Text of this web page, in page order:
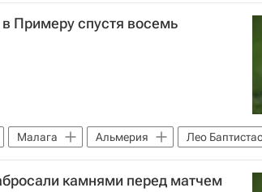
Примеру спустя восемь
Малага Альмерия Лео
(Ла-Корунья)
Чемпионат Испании по
камнями перед матчем